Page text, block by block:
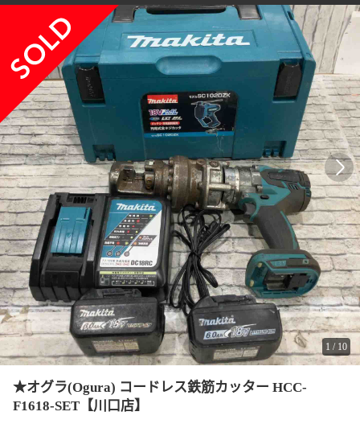
1 / 10
★オグラ(Ogura) コードレス鉄筋カッター HCC-
F1618-SET【川口店】